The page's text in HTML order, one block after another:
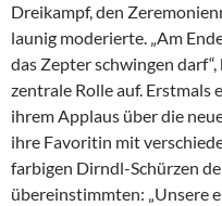
Dreikampf, den
launig moderierte. „Am
das Zepter schwingen
zentrale Rolle auf. Erstmals
ihrem Applaus über die
ihre Favoritin mit
farbigen Dirndl-Schürzen
übereinstimmten: „Unsere